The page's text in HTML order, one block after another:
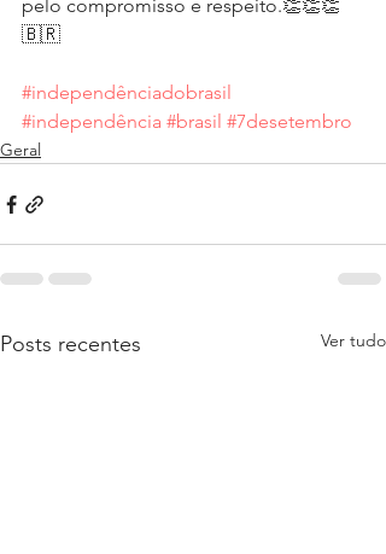
pelo compromisso e respeito.👏👏👏
🇧🇷
#independênciadobrasil
#independência #brasil #7desetembro
Geral
Posts recentes Ver tudo